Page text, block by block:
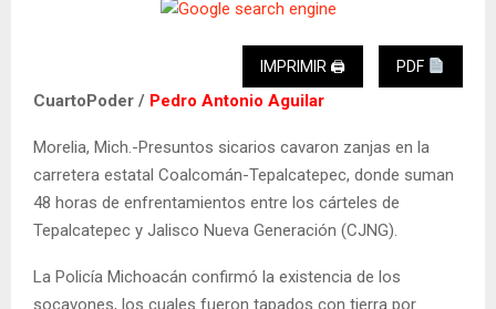
IMPRIMIR 🖨 PDF
CuartoPoder / Pedro Antonio Aguilar
Morelia, Mich.-Presuntos sicarios cavaron zanjas en la
carretera estatal Coalcomán-Tepalcatepec, donde suman
48 horas de enfrentamientos entre los cárteles de
Tepalcatepec y Jalisco Nueva Generación (CJNG).
La Policía Michoacán confirmó la existencia de los
socavones, los cuales fueron tapados con tierra por